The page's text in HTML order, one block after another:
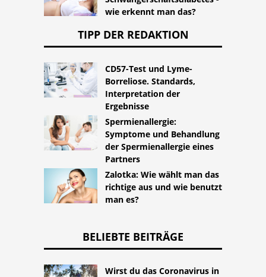
wie erkennt man das?
TIPP DER REDAKTION
CD57-Test und Lyme-
Borreliose. Standards,
Interpretation der
Ergebnisse
Spermienallergie:
Symptome und Behandlung
der Spermienallergie eines
Partners
Zalotka: Wie wählt man das
richtige aus und wie benutzt
man es?
BELIEBTE BEITRÄGE
Wirst du das Coronavirus in